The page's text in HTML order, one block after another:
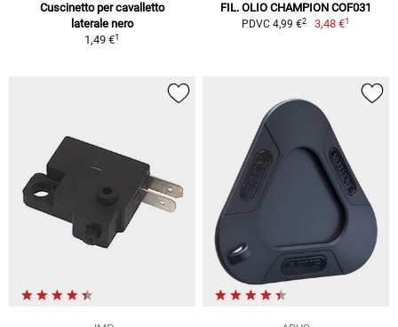
Cuscinetto per cavalletto
laterale nero
1,49 €1
FIL. OLIO CHAMPION COF031
PDVC 4,99 €2 3,48 €1